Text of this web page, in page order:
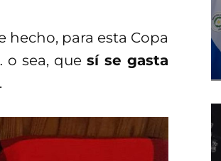
hecho, para esta Copa
o sea, que sí se gasta
.